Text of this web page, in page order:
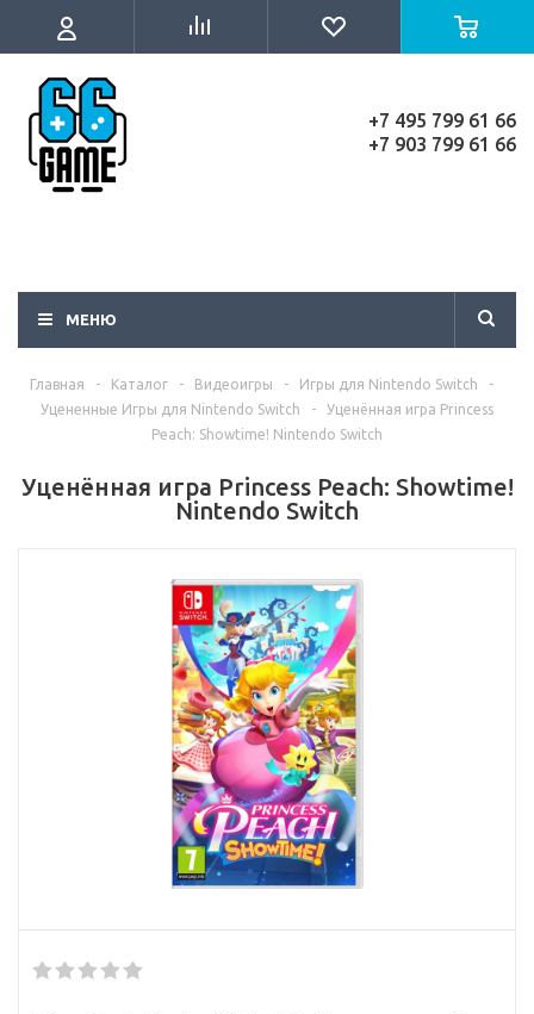
+7 495 799 61 66
+7 903 799 61 66
МЕНЮ
Главная - Каталог - Видеоигры - Игры для Nintendo Switch
-
Уцененные Игры для Nintendo Switch
-
Уценённая игра Princess
Peach: Showtime! Nintendo Switch
Уценённая игра Princess Peach: Showtime!
Nintendo Switch